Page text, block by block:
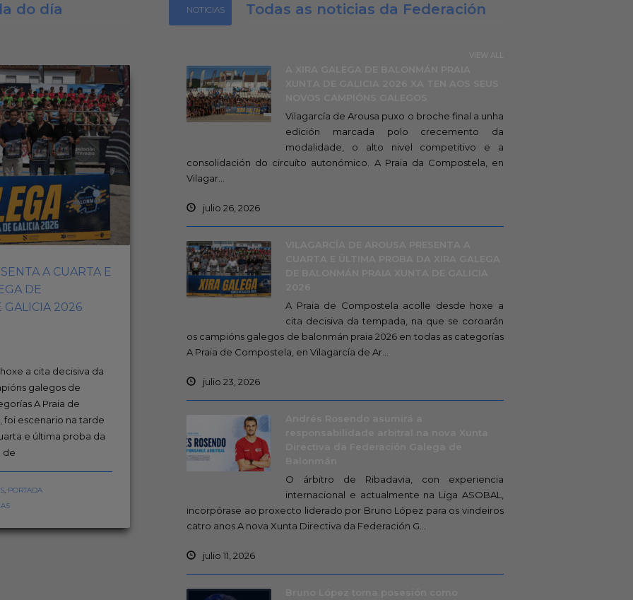
do día
A CUARTA E
DE
GALICIA 2026
a cita decisiva da
galegos de
A Praia de
foi escenario na tarde
e última proba da
de
PORTADA
NOTICIAS
Todas as noticias da Federación
Vilagarcía de Arousa puxo o broche final a unha
edición marcada polo crecemento da
modalidade, o alto nivel competitivo e a
consolidación do circuíto autonómico. A Praia da Compostela, en
Vilagar...
julio 26, 2026
A Praia de Compostela acolle desde hoxe a
cita decisiva da tempada, na que se coroarán
os campións galegos de balonmán praia 2026 en todas as categorías
A Praia de Compostela, en Vilagarcía de Ar...
julio 23, 2026
O árbitro de Ribadavia, con experiencia
internacional e actualmente na Liga ASOBAL,
incorpórase ao proxecto liderado por Bruno López para os vindeiros
catro anos A nova Xunta Directiva da Federación G...
julio 11, 2026